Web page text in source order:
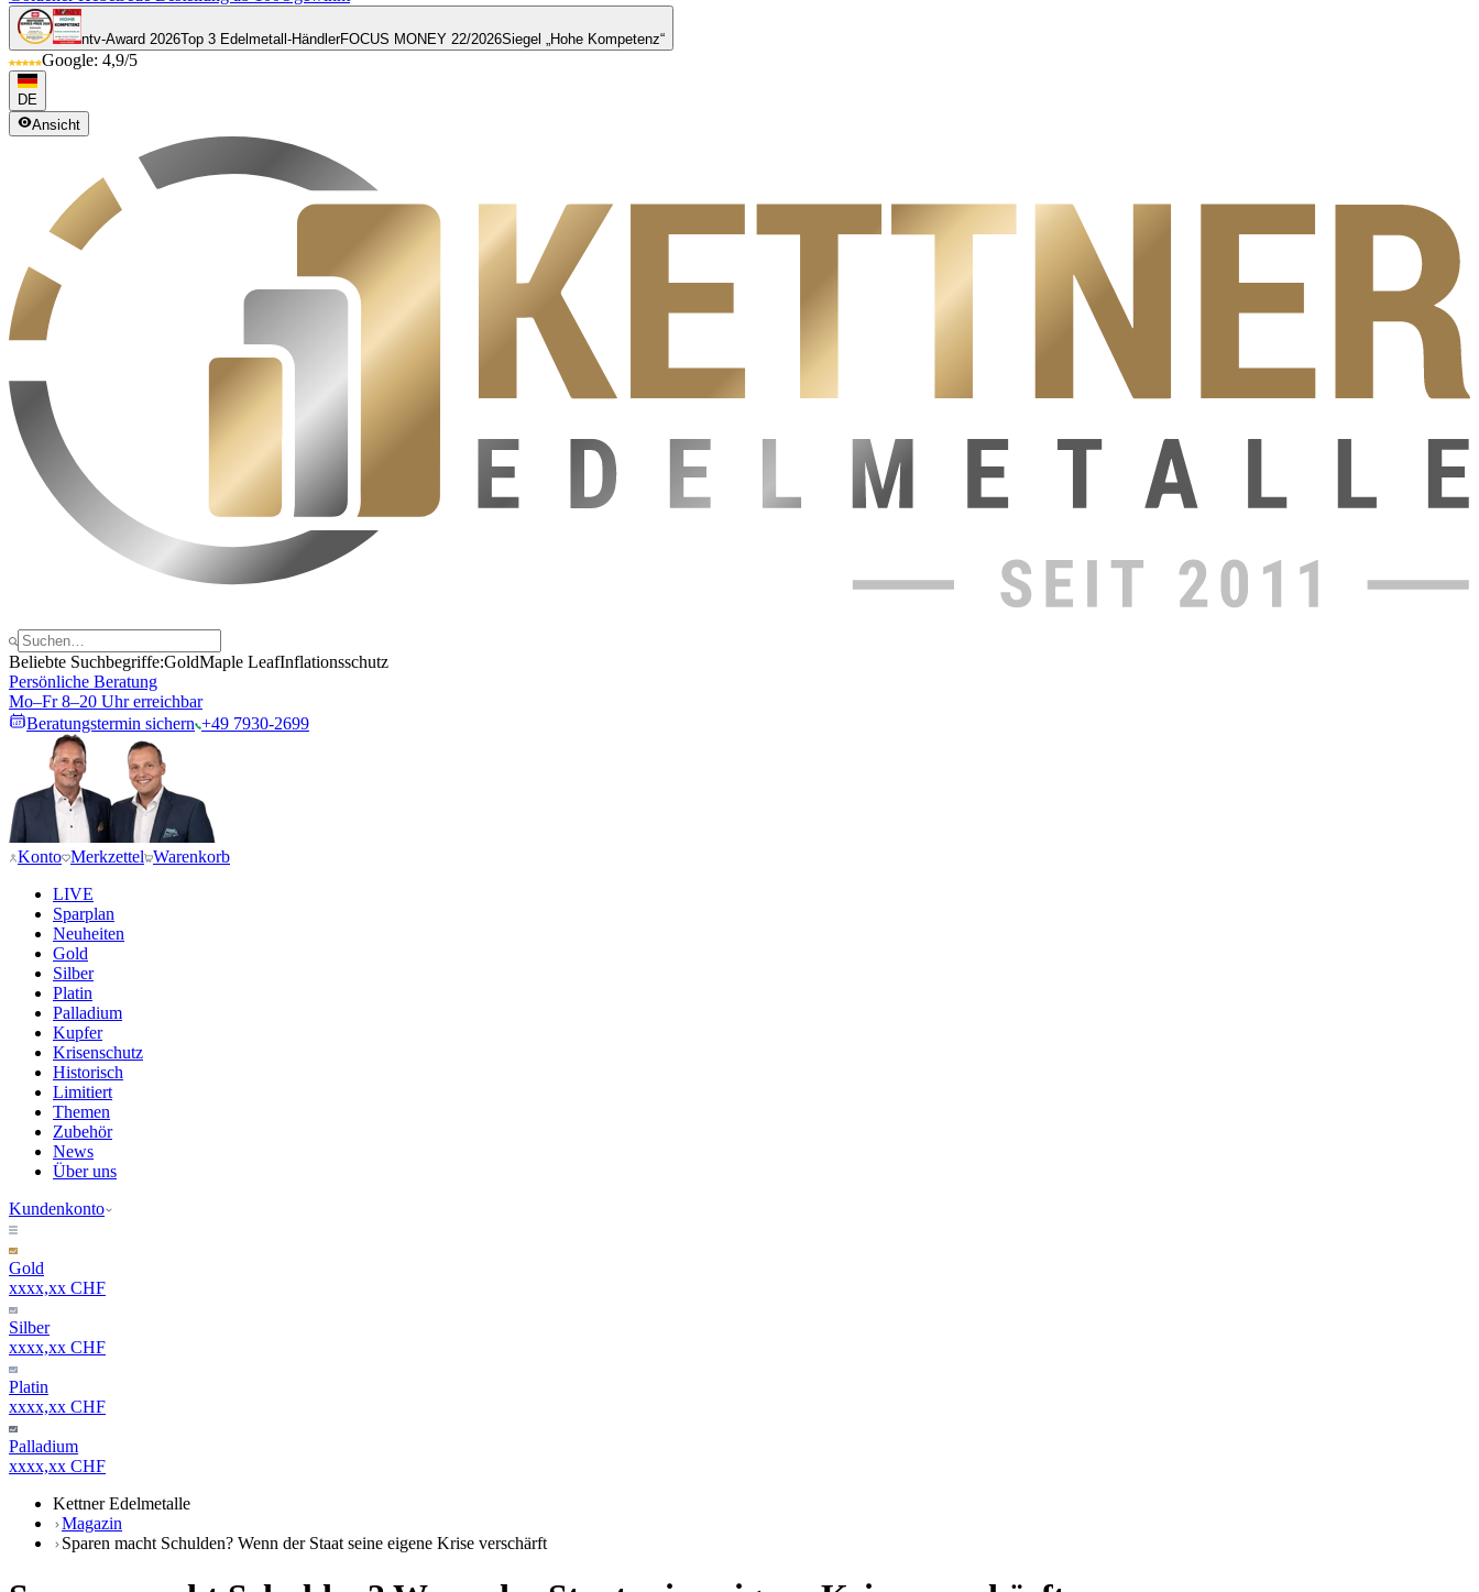
ntv-Award 2026Top 3 Edelmetall-HändlerFOCUS MONEY 22/2026Siegel „Hohe Kompetenz“
Google: 4,9/5
DE
Ansicht
Beliebte Suchbegriffe:GoldMaple LeafInflationsschutz
Persönliche Beratung
Mo–Fr 8–20 Uhr erreichbar
Beratungstermin sichern +49 7930-2699
Konto Merkzettel Warenkorb
LIVE
Sparplan
Neuheiten
Gold
Silber
Platin
Palladium
Kupfer
Krisenschutz
Historisch
Limitiert
Themen
Zubehör
News
Über uns
Kundenkonto
Gold
xxxx,xx CHF
Silber
xxxx,xx CHF
Platin
xxxx,xx CHF
Palladium
xxxx,xx CHF
Kettner Edelmetalle
Magazin
Sparen macht Schulden? Wenn der Staat seine eigene Krise verschärft